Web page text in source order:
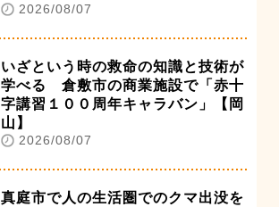
2026/08/07
いざという時の救命の知識と技術が
学べる 倉敷市の商業施設で「赤十
字講習１００周年キャラバン」【岡
山】
2026/08/07
真庭市で人の生活圏でのクマ出没を